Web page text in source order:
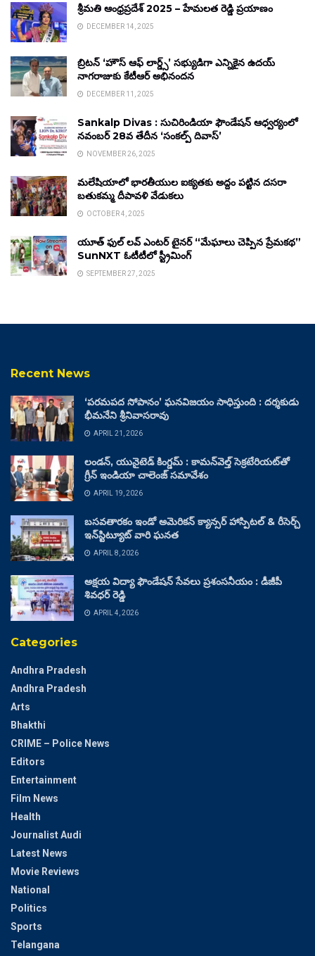
శ్రీమతి ఆంధ్రప్రదేశ్ 2025 – హేమలత రెడ్డి ప్రయాణం
DECEMBER 14, 2025
బ్రిటన్ ‘హౌస్ ఆఫ్ లార్డ్స్’ సభ్యుడిగా ఎన్నికైన ఉదయ్
నాగరాజుకు కేటీఆర్ అభినందన
DECEMBER 11, 2025
Sankalp Divas : సుచిరిండియా ఫౌండేషన్ ఆధ్వర్యంలో
నవంబర్ 28వ తేదీన ‘సంకల్ప్ దివాస్’
NOVEMBER 26, 2025
మలేషియాలో భారతీయుల ఐక్యతకు అద్దం పట్టిన దసరా
బతుకమ్మ దీపావళి వేడుకలు
OCTOBER 4, 2025
యూత్ ఫుల్ లవ్ ఎంటర్ టైనర్ “మేఘాలు చెప్పిన ప్రేమకథ”
SunNXT ఓటీటీలో స్ట్రీమింగ్
SEPTEMBER 27, 2025
Recent News
‘పరమపద సోపానం’ ఘనవిజయం సాధిస్తుంది : దర్శకుడు
భీమనేని శ్రీనివాసరావు
APRIL 21, 2026
లండన్, యునైటెడ్ కింగ్డమ్ : కామన్‌వెల్త్ సెక్రటేరియట్‌తో
గ్రీన్ ఇండియా చాలెంజ్ సమావేశం
APRIL 19, 2026
బసవతారకం ఇండో అమెరికన్ క్యాన్సర్ హాస్పిటల్ & రీసెర్చ్
ఇన్‌స్టిట్యూట్ వారి ఘనత
APRIL 8, 2026
అక్షయ విద్యా ఫౌండేషన్ సేవలు ప్రశంసనీయం : డీజీపీ
శివధర్ రెడ్డి
APRIL 4, 2026
Categories
Andhra Pradesh
Andhra Pradesh
Arts
Bhakthi
CRIME – Police News
Editors
Entertainment
Film News
Health
Journalist Audi
Latest News
Movie Reviews
National
Politics
Sports
Telangana